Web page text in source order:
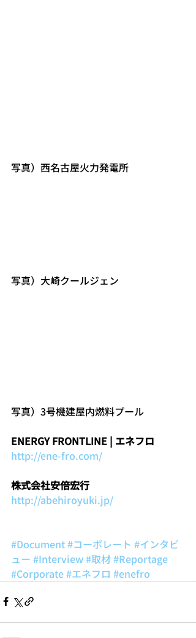
写真）西名古屋火力発電所
写真）大崎クールジェン
写真）3号機建屋内燃料プール
ENERGY FRONTLINE | エネフロ
http://ene-fro.com/
株式会社安倍宏行
http://abehiroyuki.jp/
#Document#コーポレート #インタビ
ュー #Interview#取材#Reportage
#Corporate#エネフロ #enefro